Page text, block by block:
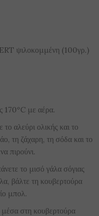
ψιλοκομμένη (100γρ.)
170°C με αέρα.
αλεύρι ολικής και το
τη ζάχαρη, τη σόδα και το
πιρούνι.
το μισό γάλα σόγιας
βάλτε τη κουβερτούρα
μπολ.
μέσα στη κουβερτούρα